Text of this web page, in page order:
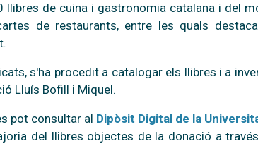
de cuina i gastronomia catalana i del
de restaurants, entre les quals
s'ha procedit a catalogar els llibres i a
Lluís Bofill i Miquel.
pot consultar al Dipòsit Digital de la
del llibres objectes de la donació a